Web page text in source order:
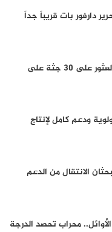
دارفور بات قريباً جداً
شهود يكشفون تفاصيل العثور على 30 جثة على
ودعم كامل لإنتاج
الانتقال من الدعم
محراب تحصد الدرجة